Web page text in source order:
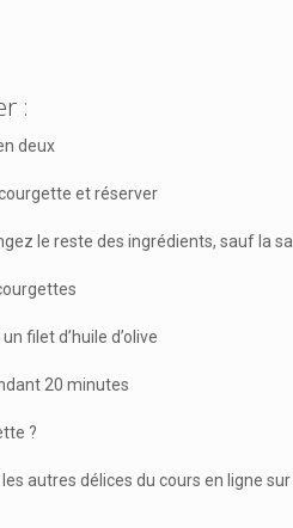
:
deux
et réserver
le reste des ingrédients, sauf la
filet d’huile d’olive
20 minutes
?
autres délices du cours en ligne